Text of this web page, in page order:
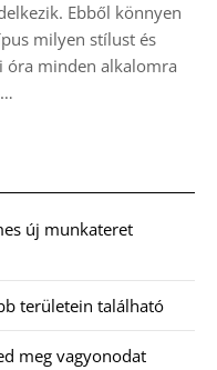
Ebből könnyen
milyen stílust és
óra minden alkalomra
új munkateret
területein található
meg vagyonodat